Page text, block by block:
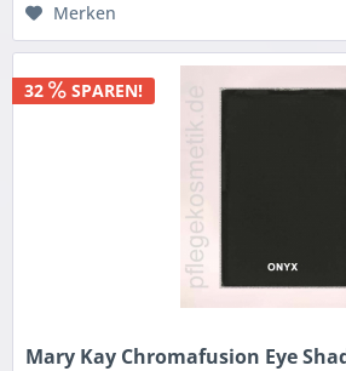
Merken
32 SPAREN!
Mary Kay Chromafusion Eye